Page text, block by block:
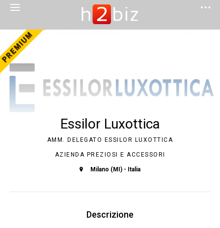
Essilor Luxottica
AMM. DELEGATO ESSILOR LUXOTTICA
AZIENDA PREZIOSI E ACCESSORI
Milano (MI) - Italia
Descrizione